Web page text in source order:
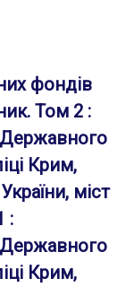
фондів
Том 2 :
Державного
Крим,
міст
:
Державного
Крим,